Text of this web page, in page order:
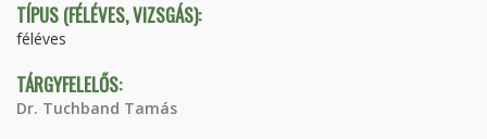
TÍPUS (FÉLÉVES, VIZSGÁS):
féléves
TÁRGYFELELŐS:
Dr. Tuchband Tamás